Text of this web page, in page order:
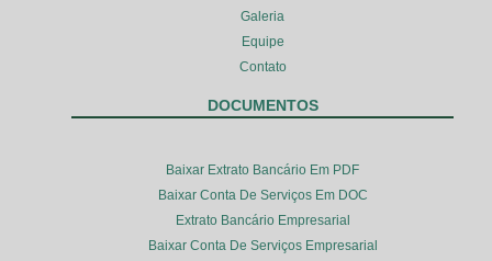
Galeria
Equipe
Contato
DOCUMENTOS
Baixar Extrato Bancário Em PDF
Baixar Conta De Serviços Em DOC
Extrato Bancário Empresarial
Baixar Conta De Serviços Empresarial